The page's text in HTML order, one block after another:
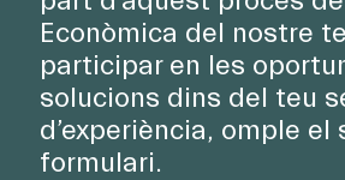
Econòmica del nostre
participar en les
solucions dins del teu
d’experiència, omple el
formulari.